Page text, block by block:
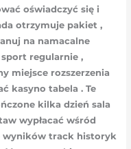
oświadczyć się i
otrzymuje pakiet ,
na namacalne
regularnie ,
miejsce rozszerzenia
kasyno tabela . Te
kilka dzień sala
wypłacać wśród
wyników track historyk